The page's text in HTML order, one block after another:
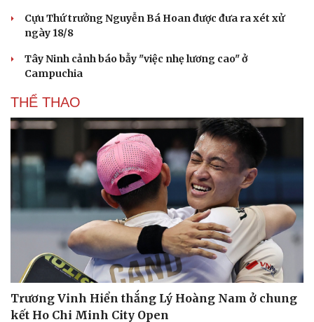
Cựu Thứ trưởng Nguyễn Bá Hoan được đưa ra xét xử
ngày 18/8
Tây Ninh cảnh báo bẫy "việc nhẹ lương cao" ở
Campuchia
THỂ THAO
Trương Vinh Hiển thắng Lý Hoàng Nam ở chung
kết Ho Chi Minh City Open